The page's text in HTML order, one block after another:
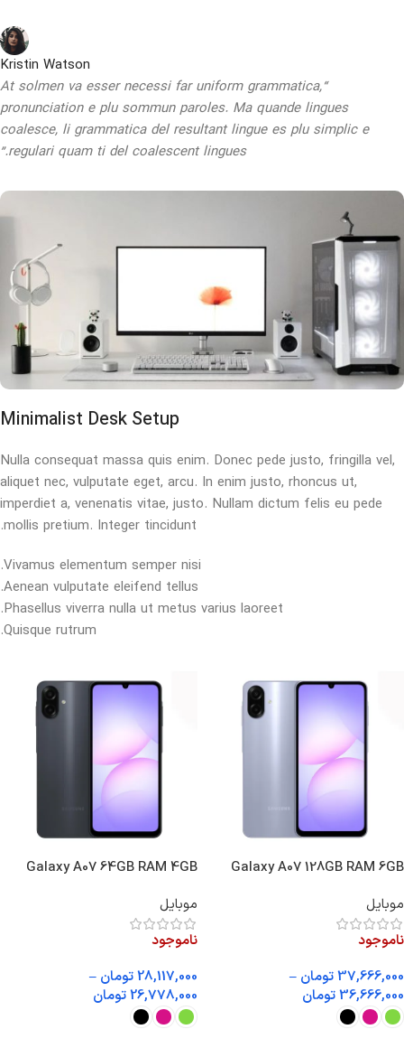
Kristin Watson
“At solmen va esser necessi far uniform grammatica,
pronunciation e plu sommun paroles. Ma quande lingues
coalesce, li grammatica del resultant lingue es plu simplic e
regulari quam ti del coalescent lingues.”
Minimalist Desk Setup
Nulla consequat massa quis enim. Donec pede justo, fringilla vel,
aliquet nec, vulputate eget, arcu. In enim justo, rhoncus ut,
imperdiet a, venenatis vitae, justo. Nullam dictum felis eu pede
mollis pretium. Integer tincidunt.
Vivamus elementum semper nisi.
Aenean vulputate eleifend tellus.
Phasellus viverra nulla ut metus varius laoreet.
Quisque rutrum.
Galaxy A07 128GB RAM 6GB
موبایل
ناموجود
37,666,000تومان –
36,666,000تومان
Galaxy A07 64GB RAM 4GB
موبایل
ناموجود
28,117,000تومان –
26,778,000تومان